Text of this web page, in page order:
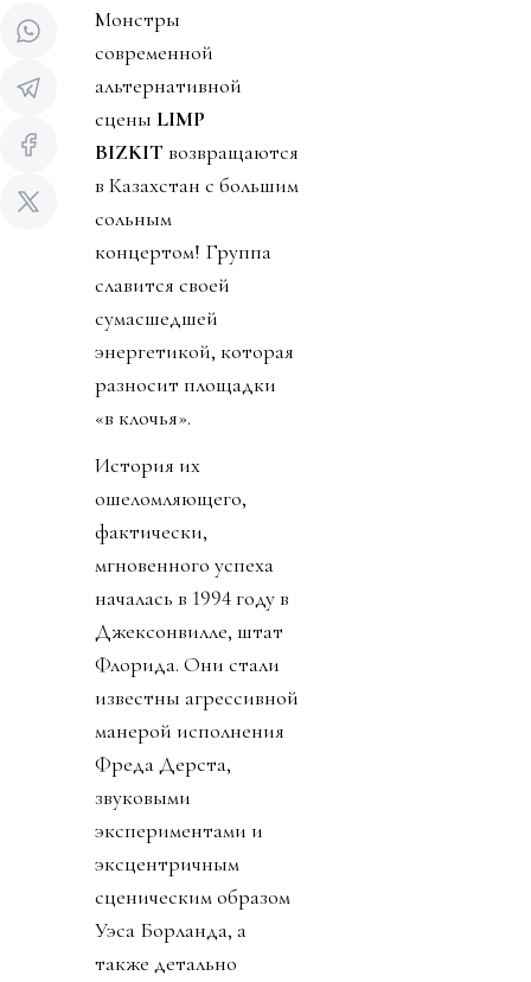
Монстры
современной
альтернативной
сцены LIMP
BIZKIT возвращаются
в Казахстан с большим
сольным
концертом! Группа
славится своей
сумасшедшей
энергетикой, которая
разносит площадки
«в клочья».
История их
ошеломляющего,
фактически,
мгновенного успеха
началась в 1994 году в
Джексонвилле, штат
Флорида. Они стали
известны агрессивной
манерой исполнения
Фреда Дерста,
звуковыми
экспериментами и
эксцентричным
сценическим образом
Уэса Борланда, а
также детально